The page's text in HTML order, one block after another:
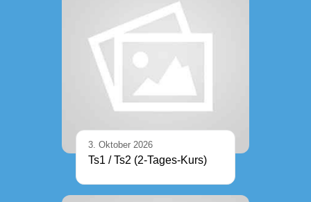
3. Oktober 2026
Ts1 / Ts2 (2-Tages-Kurs)